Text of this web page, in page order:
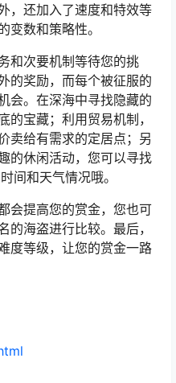
，还加入了速度和特效等
变数和策略性。
和次要机制等待您的挑
的奖励，而每个被征服的
会。在深海中寻找隐藏的
的宝藏；利用贸易机制，
卖给有需求的定居点；另
的休闲活动，您可以寻找
间和天气情况哦。
会提高您的赏金，您也可
的海盗进行比较。最后，
度等级，让您的赏金一路